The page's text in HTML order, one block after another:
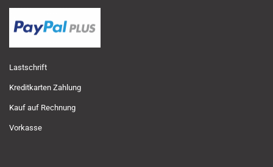
Lastschrift
Kreditkarten Zahlung
Kauf auf Rechnung
Vorkasse